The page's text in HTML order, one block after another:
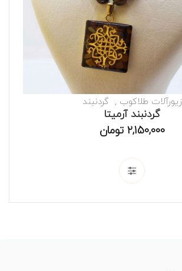
زیورآلات طلاکوب گردنبند
گردنبند آرمیتا
2,150,000 تومان
This
product
multiple